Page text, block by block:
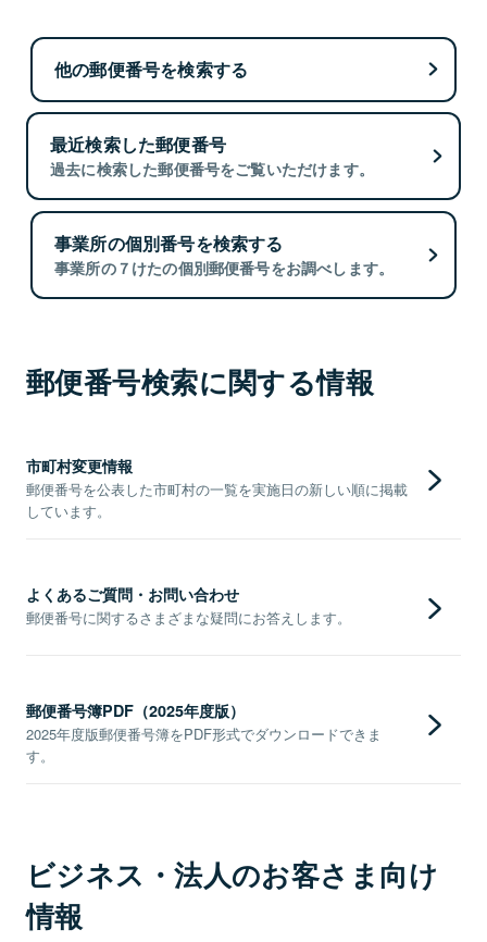
他の郵便番号を検索する
最近検索した郵便番号
過去に検索した郵便番号をご覧いただけます。
事業所の個別番号を検索する
事業所の７けたの個別郵便番号をお調べします。
郵便番号検索に関する情報
市町村変更情報
郵便番号を公表した市町村の一覧を実施日の新しい順に掲載
しています。
よくあるご質問・お問い合わせ
郵便番号に関するさまざまな疑問にお答えします。
郵便番号簿PDF（2025年度版）
2025年度版郵便番号簿をPDF形式でダウンロードできま
す。
ビジネス・法人のお客さま向け
情報